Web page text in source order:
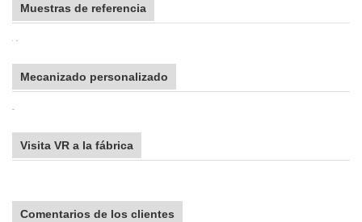
Muestras de referencia
Mecanizado personalizado
Visita VR a la fábrica
Comentarios de los clientes